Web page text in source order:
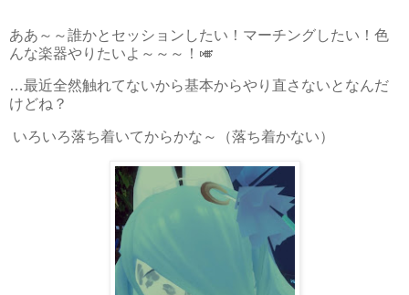
ああ～～誰かとセッションしたい！マーチングしたい！色
んな楽器やりたいよ～～～！🎺
…最近全然触れてないから基本からやり直さないとなんだ
けどね？
いろいろ落ち着いてからかな～（落ち着かない）